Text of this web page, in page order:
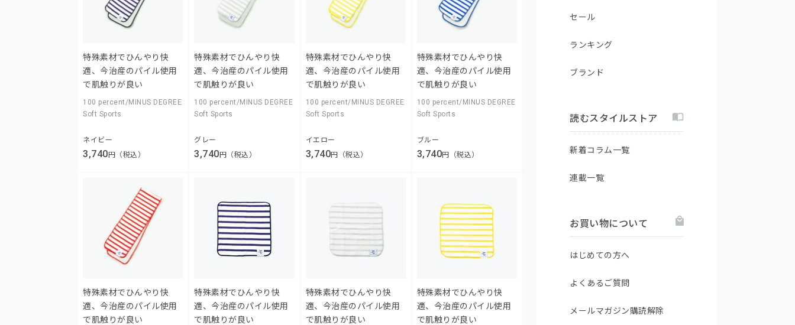
特殊素材でひんやり快
適、今治産のパイル使用
で肌触りが良い
100 percent/MINUS DEGREE
Soft Sports
ネイビー
3,740 円（税込）
特殊素材でひんやり快
適、今治産のパイル使用
で肌触りが良い
100 percent/MINUS DEGREE
Soft Sports
グレー
3,740 円（税込）
特殊素材でひんやり快
適、今治産のパイル使用
で肌触りが良い
100 percent/MINUS DEGREE
Soft Sports
イエロー
3,740円（税込）
特殊素材でひんやり快
適、今治産のパイル使用
で肌触りが良い
100 percent/MINUS DEGREE
Soft Sports
ブルー
3,740円（税込）
特殊素材でひんやり快
適、今治産のパイル使用
で肌触りが良い
特殊素材でひんやり快
適、今治産のパイル使用
で肌触りが良い
特殊素材でひんやり快
適、今治産のパイル使用
で肌触りが良い
特殊素材でひんやり快
適、今治産のパイル使用
で肌触りが良い
セール
ランキング
ブランド
読むスタイルストア
新着コラム一覧
連載一覧
お買い物について
はじめての方へ
よくあるご質問
メールマガジン購読解除